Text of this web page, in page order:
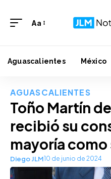
Aa
Aguascalientes México
AGUASCALIENTES
Toño Martín
recibió su
mayoría
Diego JLM10 de junio de 2024